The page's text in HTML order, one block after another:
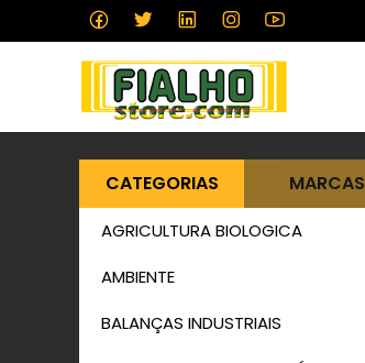
CATEGORIAS MARCAS
AGRICULTURA BIOLOGICA
AMBIENTE
BALANÇAS INDUSTRIAIS